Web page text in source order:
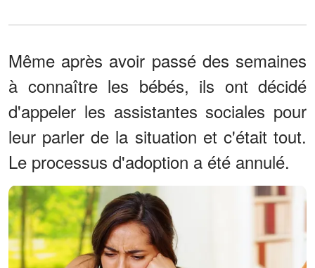
Même après avoir passé des semaines
à connaître les bébés, ils ont décidé
d'appeler les assistantes sociales pour
leur parler de la situation et c'était tout.
Le processus d'adoption a été annulé.